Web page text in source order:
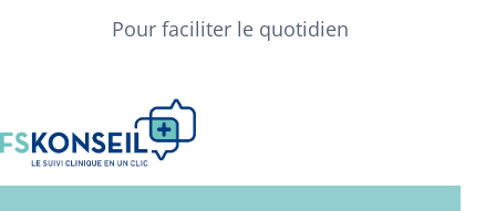
Pour faciliter le quotidien